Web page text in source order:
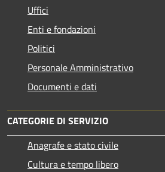
Uffici
Enti e fondazioni
Politici
Personale Amministrativo
Documenti e dati
CATEGORIE DI SERVIZIO
Anagrafe e stato civile
Cultura e tempo libero